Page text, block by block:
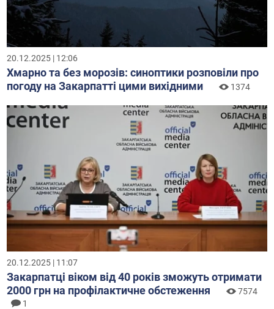
20.12.2025 | 12:06
Хмарно та без морозів: синоптики розповіли про
погоду на Закарпатті цими вихідними
1374
20.12.2025 | 11:07
Закарпатці віком від 40 років зможуть отримати
2000 грн на профілактичне обстеження
7574
1